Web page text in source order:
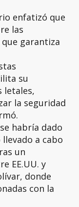
enfatizó que
las
garantiza
su
letales,
la seguridad
habría dado
a cabo
un
EE.UU. y
donde
con la